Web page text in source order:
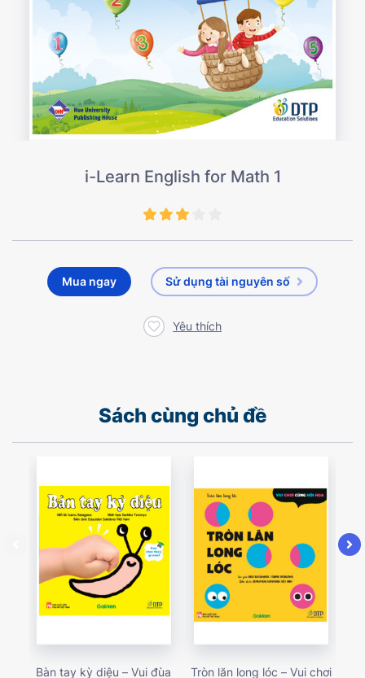
i-Learn English for Math 1
Mua ngay Sử dụng tài nguyên số
Yêu thích
Sách cùng chủ đề
Bàn tay kỳ diệu – Vui đùa
Tròn lăn long lóc – Vui chơi